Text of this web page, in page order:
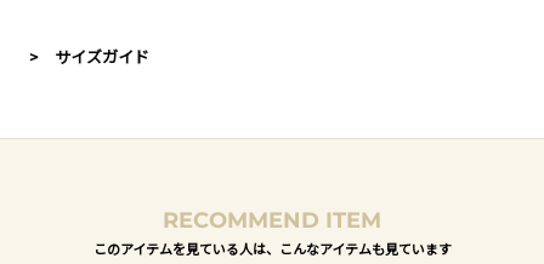
> サイズガイド
RECOMMEND ITEM
このアイテムを見ている人は、こんなアイテムも見ています